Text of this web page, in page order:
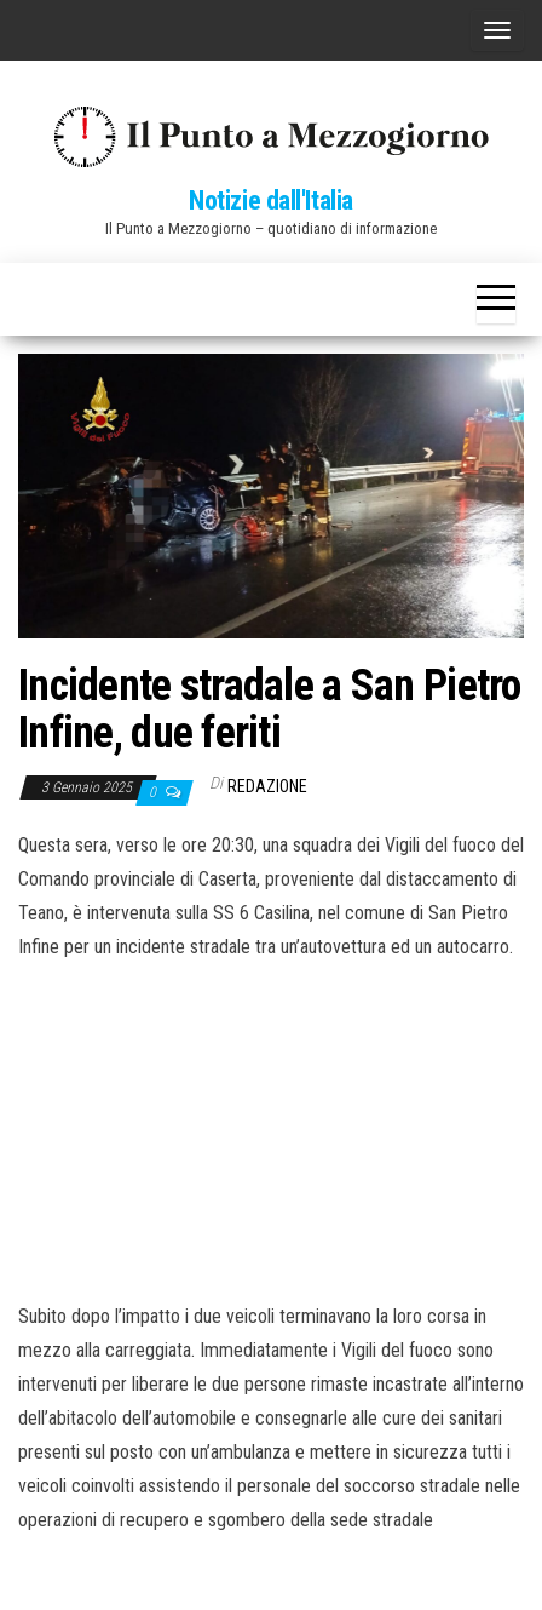
C
a
v
i
g
a
z
i
o
Notizie dall'Italia
Il Punto a Mezzogiorno – quotidiano di informazione
Incidente stradale a San Pietro
Infine, due feriti
3 Gennaio 2025 0 Di REDAZIONE
Questa sera, verso le ore 20:30, una squadra dei Vigili del fuoco del
Comando provinciale di Caserta, proveniente dal distaccamento di
Teano, è intervenuta sulla SS 6 Casilina, nel comune di San Pietro
Infine per un incidente stradale tra un’autovettura ed un autocarro.
Subito dopo l’impatto i due veicoli terminavano la loro corsa in
mezzo alla carreggiata. Immediatamente i Vigili del fuoco sono
intervenuti per liberare le due persone rimaste incastrate all’interno
dell’abitacolo dell’automobile e consegnarle alle cure dei sanitari
presenti sul posto con un’ambulanza e mettere in sicurezza tutti i
veicoli coinvolti assistendo il personale del soccorso stradale nelle
operazioni di recupero e sgombero della sede stradale